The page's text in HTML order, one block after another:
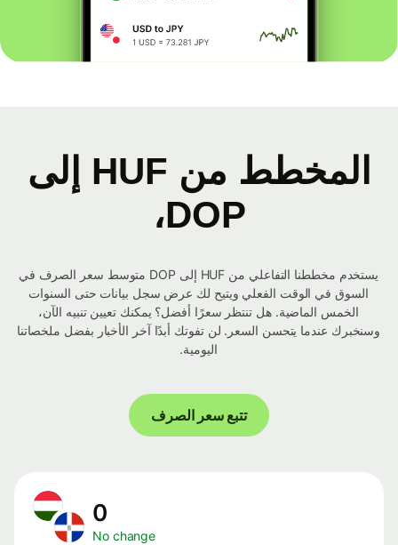
المخطط من HUF إلى
DOP،
يستخدم مخططنا التفاعلي من HUF إلى DOP متوسط ​​سعر الصرف في
السوق في الوقت الفعلي ويتيح لك عرض سجل بيانات حتى السنوات
الخمس الماضية. هل تنتظر سعرًا أفضل؟ يمكنك تعيين تنبيه الآن،
وسنخبرك عندما يتحسن السعر. لن تفوتك أبدًا آخر الأخبار بفضل ملخصاتنا
اليومية.
تتبع سعر الصرف
No change